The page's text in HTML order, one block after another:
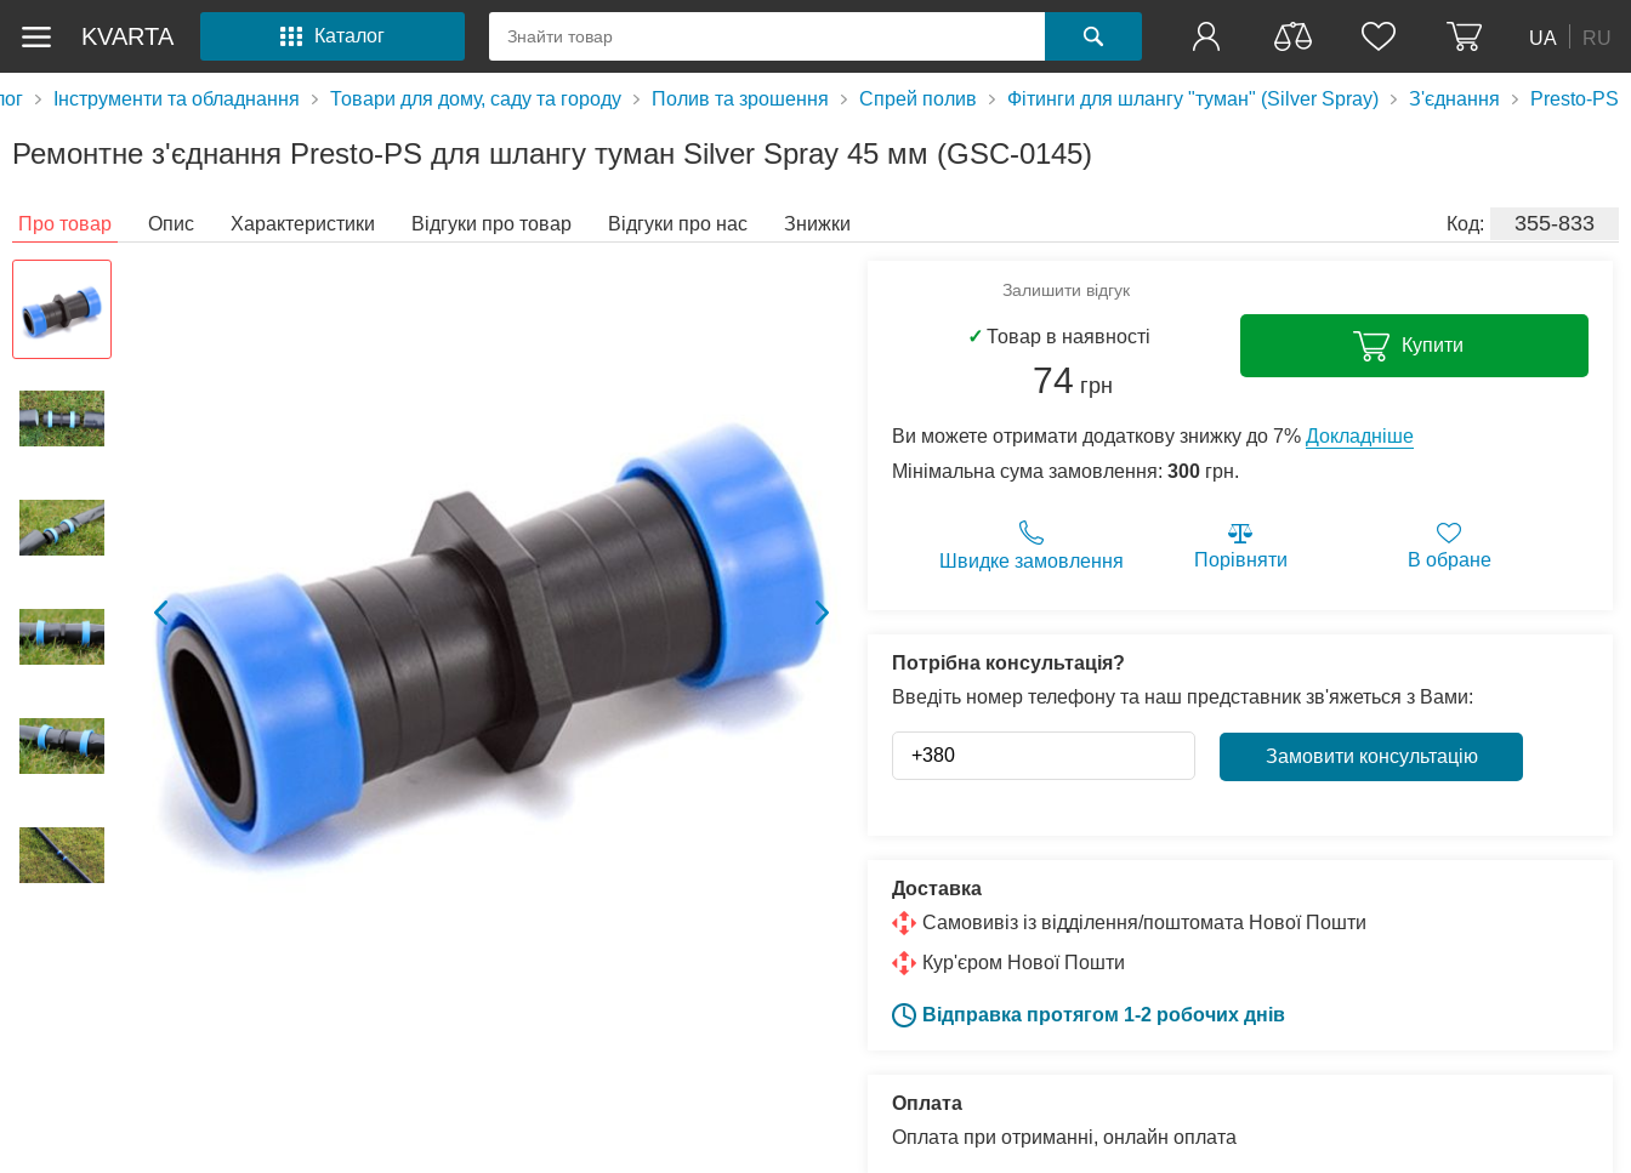
UA RU
KVARTA Каталог
Інструменти та обладнання Товари для дому, саду та городу Полив та зрошення Спрей полив Фітинги для шлангу "туман" (Silver Spray) З'єднання Presto-PS
Ремонтне з'єднання Presto-PS для шлангу туман Silver Spray 45 мм (GSC-0145)
Код: 355-833
Про товар Опис Характеристики Відгуки про товар Відгуки про нас Знижки
Залишити відгук
✓ Товар в наявності
74 грн
Купити
Ви можете отримати додаткову знижку до 7% Докладніше
Мінімальна сума замовлення: 300 грн.
Швидке замовлення Порівняти В обране
Потрібна консультація?
Введіть номер телефону та наш представник зв'яжеться з Вами:
Замовити консультацію
Доставка
Самовивіз із відділення/поштомата Нової Пошти
Кур'єром Нової Пошти
Відправка протягом 1-2 робочих днів
Оплата
Оплата при отриманні, онлайн оплата